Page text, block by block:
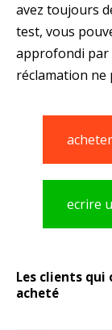
avez toujours
test, vous
approfondi par
réclamation ne
acheter
ecrire
Les clients
acheté